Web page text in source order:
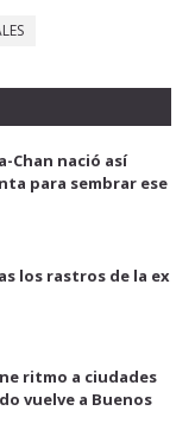
Chan nació así
para sembrar ese
los rastros de la ex
ritmo a ciudades
vuelve a Buenos